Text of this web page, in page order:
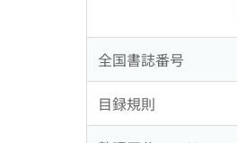
全国書誌番号
目録規則